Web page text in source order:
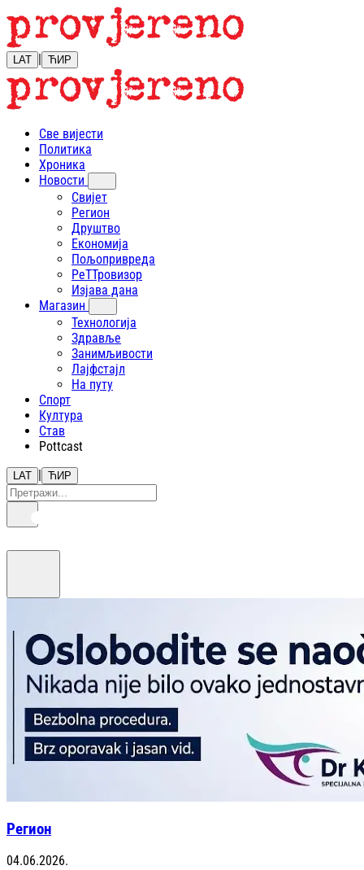
LAT | ЋИР
Све вијести
Политика
Хроника
Новости
Свијет
Регион
Друштво
Економија
Пољопривреда
РеТТровизор
Изјава дана
Магазин
Технологија
Здравље
Занимљивости
Лајфстajл
На путу
Спорт
Култура
Став
Pottcast
LAT | ЋИР
Регион
04.06.2026.